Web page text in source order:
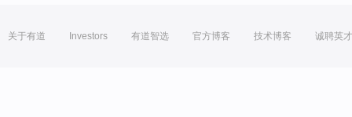
关于有道 Investors 有道智选 官方博客 技术博客 诚聘英才